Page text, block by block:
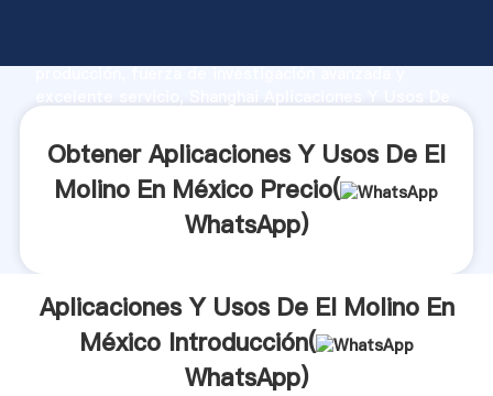
producción, fuerza de investigación avanzada y
valores a todos los clientes.
Obtener Aplicaciones Y Usos De El
Molino En México Precio(
WhatsApp)
Aplicaciones Y Usos De El Molino En
México Introducción(
WhatsApp)